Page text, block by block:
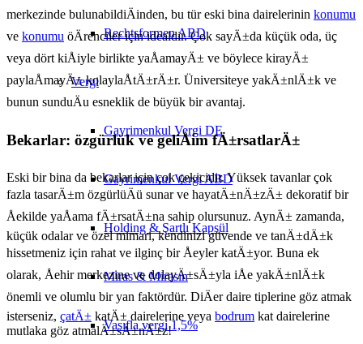
Rechtsformen ABD
Vergi
Gayrimenkul Vergi DE
Gayrimenkul Vergi ABD
Holding & Şartlı Kapsül
Miras & Mirasın
Vasıfla vergi 1,5%
merkezinde bulunabildiÄinden, bu tür eski bina dairelerinin konumu
ve konumu öÄrenciler için idealdir. Çok sayÄ±da küçük oda, üç
veya dört kiÅiyle birlikte yaÅamayÄ± ve böylece kirayÄ±
paylaÅmayÄ± kolaylaÅtÄ±rÄ±r. Üniversiteye yakÄ±nlÄ±k ve
bunun sunduÄu esneklik de büyük bir avantaj.
Bekarlar: özgürlük ve geliÅim fÄ±rsatlarÄ±
Eski bir bina da bekarlar için çok çekicidir. Yüksek tavanlar çok
fazla tasarÄ±m özgürlüÄü sunar ve hayatÄ±nÄ±zÄ± dekoratif bir
Åekilde yaÅama fÄ±rsatÄ±na sahip olursunuz. AynÄ± zamanda,
küçük odalar ve özel mimari, kendinizi güvende ve tanÄ±dÄ±k
hissetmeniz için rahat ve ilginç bir Åeyler katÄ±yor. Buna ek
olarak, Åehir merkezine ve dolayÄ±sÄ±yla iÅe yakÄ±nlÄ±k
önemli ve olumlu bir yan faktördür. DiÄer daire tiplerine göz atmak
isterseniz, çatÄ± katÄ± dairelerine veya bodrum kat dairelerine
mutlaka göz atmalÄ±sÄ±nÄ±z!